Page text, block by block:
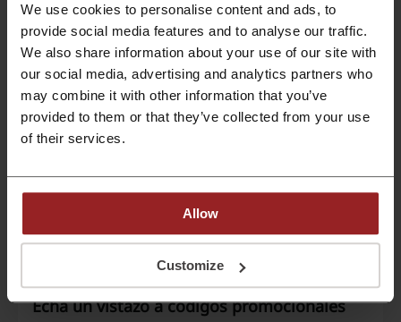
We use cookies to personalise content and ads, to
provide social media features and to analyse our traffic.
We also share information about your use of our site with
our social media, advertising and analytics partners who
may combine it with other information that you’ve
provided to them or that they’ve collected from your use
of their services.
Allow
Customize
Clasificación de códigos de descuento para
elparking
Calificación promedio: 4.51, basada en 159 votos
C/ Albacete, 3 1ª planta, Edif. Mizar 28027 Madrid
Mostrar email
Echa un vistazo a códigos promocionales